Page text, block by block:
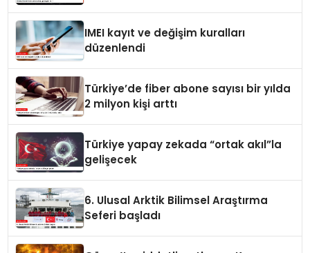
IMEI kayıt ve değişim kuralları
düzenlendi
Türkiye’de fiber abone sayısı bir yılda
2 milyon kişi arttı
Türkiye yapay zekada “ortak akıl”la
gelişecek
6. Ulusal Arktik Bilimsel Araştırma
Seferi başladı